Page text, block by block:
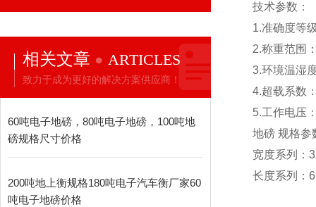
相关文章 ARTICLES
致力于成为更好的解决方案供应商！
60吨电子地磅，80吨电子地磅，100吨地
磅规格尺寸价格
200吨地上衡规格180吨电子汽车衡厂家60
吨电子地磅价格
技术参数：
1.准确度等
2.称重范围
3.环境温湿
4.超载系数
5.工作电压
地磅 规格参
宽度系列：
长度系列：